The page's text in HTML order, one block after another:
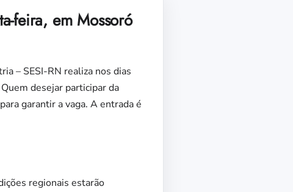
feira, em Mossoró
– SESI-RN realiza nos dias
desejar participar da
para garantir a vaga. A entrada é
regionais estarão